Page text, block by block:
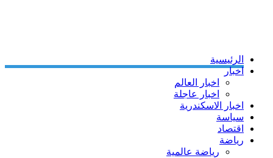
الرئيسية
اخبار
اخبار العالم
اخبار عاجلة
اخبار الاسكندرية
سياسة
اقتصاد
رياضة
رياضة عالمية